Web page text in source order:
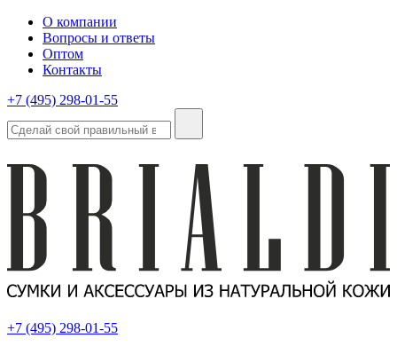
О компании
Вопросы и ответы
Оптом
Контакты
+7 (495) 298-01-55
+7 (495) 298-01-55